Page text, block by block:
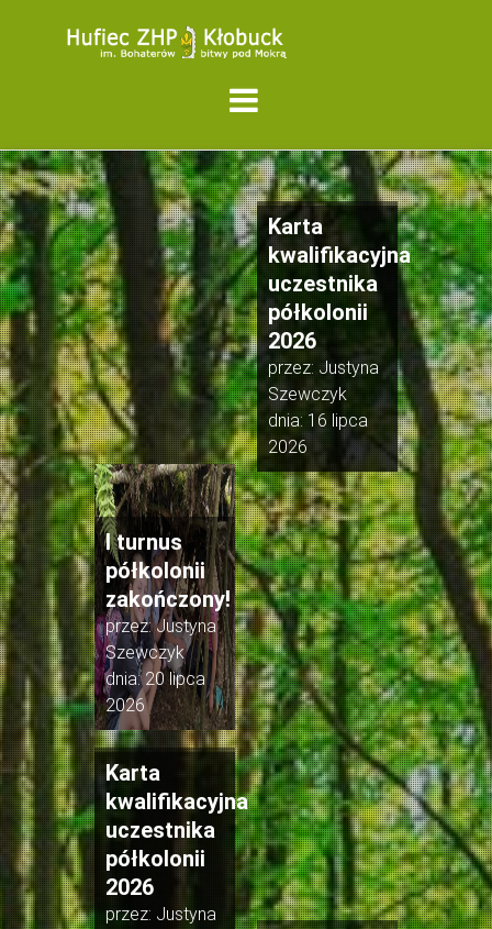
I turnus
półkolonii
zakończony!
przez:Justyna
Szewczyk
dnia: 20 lipca
2026
Karta
kwalifikacyjna
uczestnika
półkolonii
2026
przez: Justyna
Szewczyk
dnia: 16 lipca
2026
Karta
kwalifikacyjna
uczestnika
półkolonii
2026
przez: Justyna